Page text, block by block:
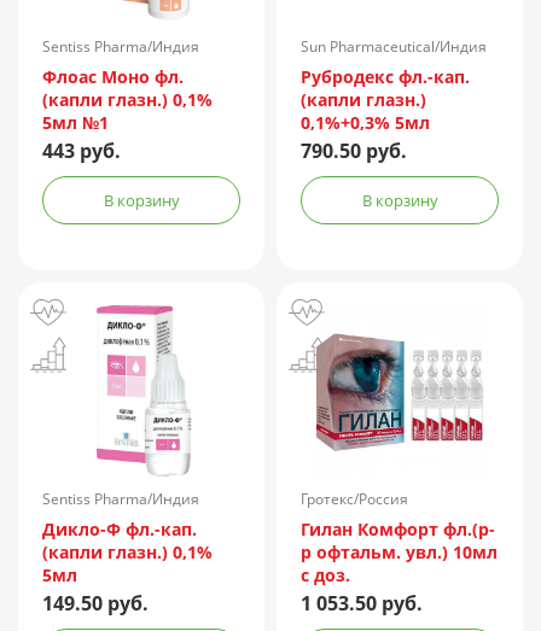
Sentiss Pharma/Индия
Флоас Моно фл.
(капли глазн.) 0,1%
5мл №1
443 руб.
В корзину
Sun Pharmaceutical/Индия
Рубродекс фл.-кап.
(капли глазн.)
0,1%+0,3% 5мл
790.50 руб.
В корзину
Sentiss Pharma/Индия
Дикло-Ф фл.-кап.
(капли глазн.) 0,1%
5мл
149.50 руб.
Гротекс/Россия
Гилан Комфорт фл.(р-
р офтальм. увл.) 10мл
с доз.
1 053.50 руб.